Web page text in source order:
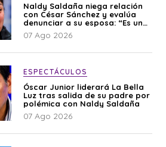
Naldy Saldaña niega relación
con César Sánchez y evalúa
denunciar a su esposa: “Es una
difamación”
07 Ago 2026
ESPECTÁCULOS
Óscar Junior liderará La Bella
Luz tras salida de su padre por
polémica con Naldy Saldaña
07 Ago 2026